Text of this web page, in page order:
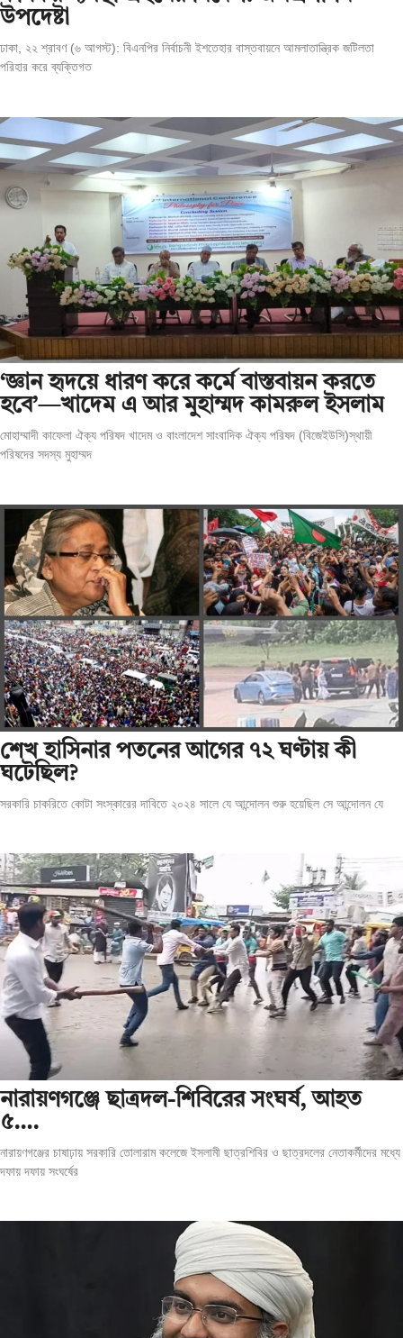
উপদেষ্টা
ঢাকা, ২২ শ্রাবণ (৬ আগস্ট): বিএনপির নির্বাচনী ইশতেহার বাস্তবায়নে আমলাতান্ত্রিক জটিলতা
পরিহার করে ব্যক্তিগত
‘জ্ঞান হৃদয়ে ধারণ করে কর্মে বাস্তবায়ন করতে
হবে’—খাদেম এ আর মুহাম্মদ কামরুল ইসলাম
মোহাম্মাদী কাফেলা ঐক্য পরিষদ খাদেম ও বাংলাদেশ সাংবাদিক ঐক্য পরিষদ (বিজেইউসি)স্থায়ী
পরিষদের সদস্য মুহাম্মদ
শেখ হাসিনার পতনের আগের ৭২ ঘণ্টায় কী
ঘটেছিল?
সরকারি চাকরিতে কোটা সংস্কারের দাবিতে ২০২৪ সালে যে আন্দোলন শুরু হয়েছিল সে আন্দোলন যে
‎নারায়ণগঞ্জে ছাত্রদল-শিবিরের সংঘর্ষ, আহত
৫….
নারায়ণগঞ্জের চাষাঢ়ায় সরকারি তোলারাম কলেজে ইসলামী ছাত্রশিবির ও ছাত্রদলের নেতাকর্মীদের মধ্যে
দফায় দফায় সংঘর্ষের